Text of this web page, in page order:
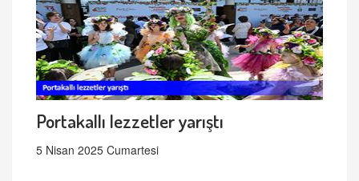
Portakallı lezzetler yarıştı
5 Nisan 2025 Cumartesi